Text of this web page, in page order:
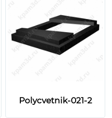
Polycvetnik-021-2